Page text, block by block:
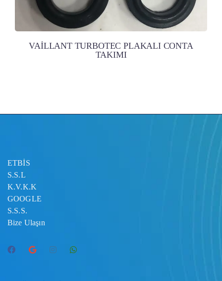
VAİLLANT TURBOTEC PLAKALI CONTA
TAKIMI
ETBİS
S.S.L
K.V.K.K
GOOGLE
S.S.S.
Bize Ulaşın